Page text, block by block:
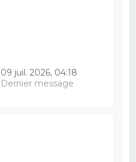
09 juil. 2026, 04:18
Dernier message